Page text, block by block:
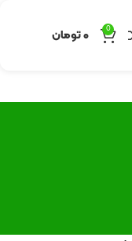
0 ۰تومان